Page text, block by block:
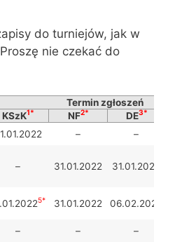
do turniejów, jak w
nie czekać do
Termin zgłoszeń
KSzK1* NF2* DE3*
– –
– 31.01.2022 31.01.2022
5* 31.01.2022 06.02.2022
– – –